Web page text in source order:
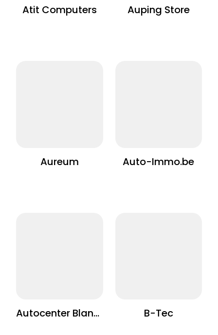
Atit Computers Auping Store
Aureum Auto-Immo.be
Autocenter Blancquaert B-Tec